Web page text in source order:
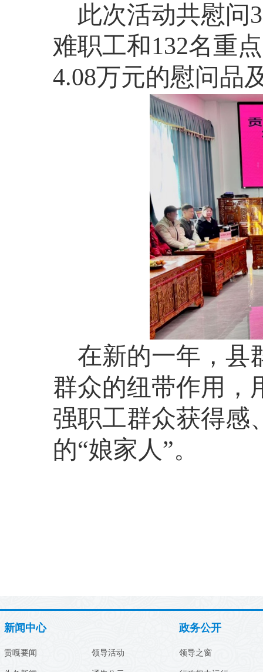
此次活动共慰问
难职工和132名重
4.08万元的慰问品
在新的一年，县
群众的纽带作用，
强职工群众获得感
的“娘家人”。
新闻中心
贡嘎要闻 领导活动
政务公开
领导之窗